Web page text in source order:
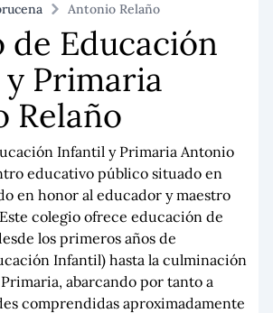
Antonio Relaño
de Educación
Primaria
Relaño
Infantil y Primaria Antonio
educativo público situado en
en honor al educador y maestro
colegio ofrece educación de
los primeros años de
Infantil) hasta la culminación
abarcando por tanto a
comprendidas aproximadamente